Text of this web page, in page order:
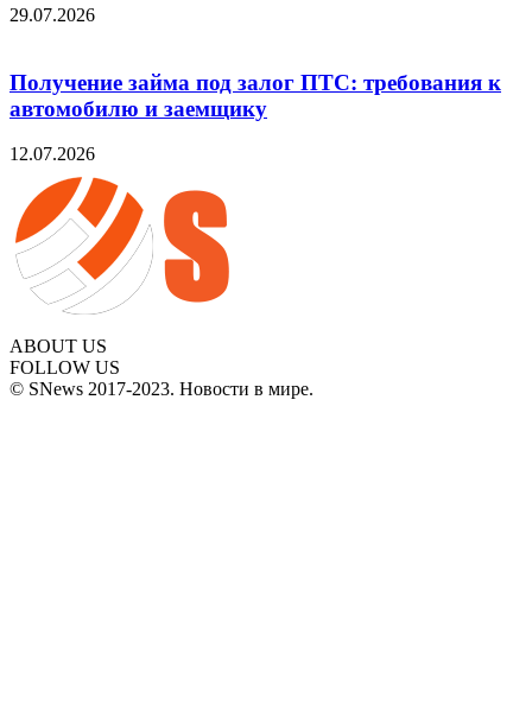
29.07.2026
Получение займа под залог ПТС: требования к
автомобилю и заемщику
12.07.2026
ABOUT US
FOLLOW US
© SNews 2017-2023. Новости в мире.